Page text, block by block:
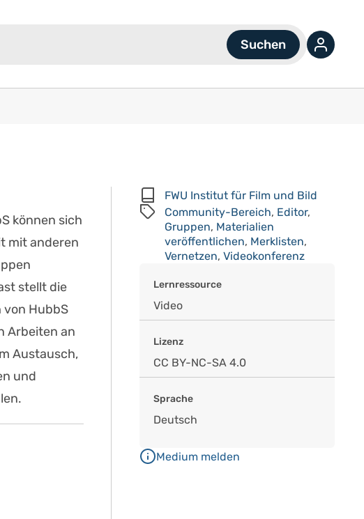
können sich
mit anderen
stellt die
HubbS
Arbeiten an
Austausch,
und
FWU Institut für Film und Bild
Community-Bereich, Editor,
Gruppen, Materialien
veröffentlichen, Merklisten,
Vernetzen, Videokonferenz
Lernressource
Video
Lizenz
CC BY-NC-SA 4.0
Sprache
Deutsch
Medium melden